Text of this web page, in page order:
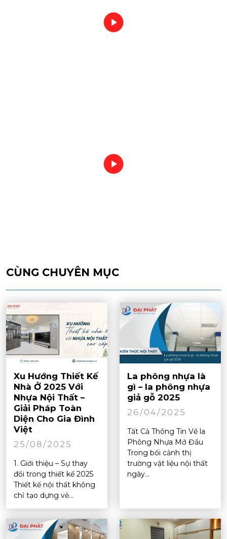
CÙNG CHUYÊN MỤC
Xu Hướng Thiết Kế
Nhà Ở 2025 Với
Nhựa Nội Thất –
Giải Pháp Toàn
Diện Cho Gia Đình
Việt
25/08/2025
1. Giới thiệu – Sự thay
đổi trong thiết kế 2025
Thiết kế nội thất không
chỉ tạo dựng vẻ...
La phông nhựa là
gì – la phông nhựa
giả gỗ 2025
26/04/2025
Tất Cả Thông Tin Về la
Phông Nhựa Mở Đầu
Trong bối cảnh thị
trường vật liệu nội thất
ngày...